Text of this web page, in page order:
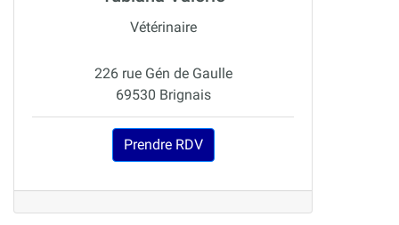
Vétérinaire
226 rue Gén de Gaulle
69530 Brignais
Prendre RDV